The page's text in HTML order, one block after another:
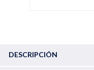
DESCRIPCIÓN